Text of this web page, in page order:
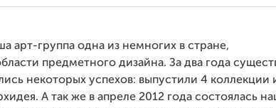
арт-группа одна из немногих в стране,
предметного дизайна. За два года
некоторых успехов: выпустили 4 коллекции
А так же в апреле 2012 года состоялась